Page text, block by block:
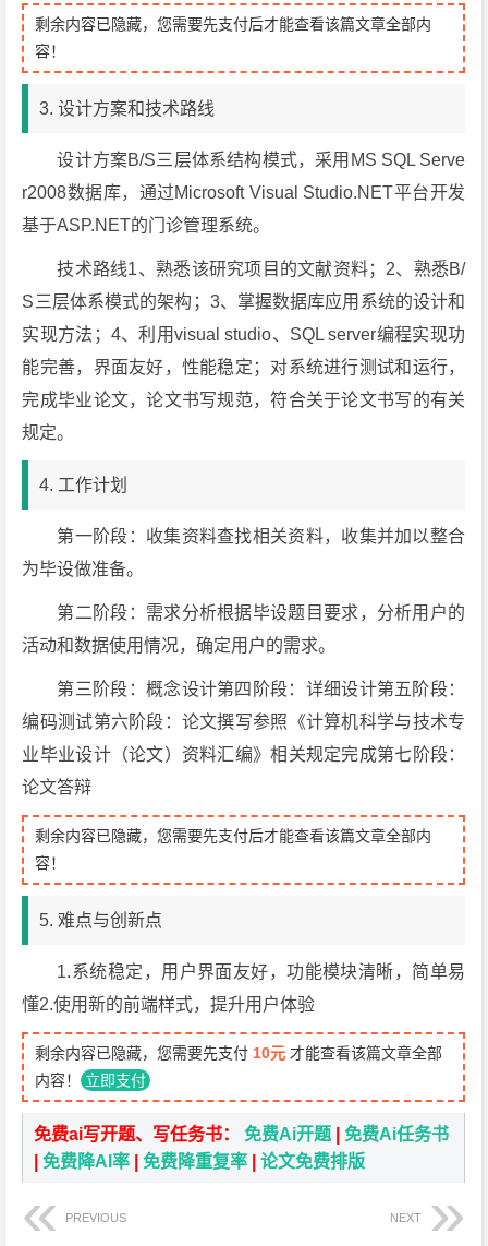
剩余内容已隐藏，您需要先支付后才能查看该篇文章全部内
容！
3. 设计方案和技术路线
设计方案B/S三层体系结构模式，采用MS SQL Serve
r2008数据库，通过Microsoft Visual Studio.NET平台开发
基于ASP.NET的门诊管理系统。
技术路线1、熟悉该研究项目的文献资料；2、熟悉B/
S三层体系模式的架构；3、掌握数据库应用系统的设计和
实现方法；4、利用visual studio、SQL server编程实现功
能完善，界面友好，性能稳定；对系统进行测试和运行，
完成毕业论文，论文书写规范，符合关于论文书写的有关
规定。
4. 工作计划
第一阶段：收集资料查找相关资料，收集并加以整合
为毕设做准备。
第二阶段：需求分析根据毕设题目要求，分析用户的
活动和数据使用情况，确定用户的需求。
第三阶段：概念设计第四阶段：详细设计第五阶段：
编码测试第六阶段：论文撰写参照《计算机科学与技术专
业毕业设计（论文）资料汇编》相关规定完成第七阶段：
论文答辩
剩余内容已隐藏，您需要先支付后才能查看该篇文章全部内
容！
5. 难点与创新点
1.系统稳定，用户界面友好，功能模块清晰，简单易
懂2.使用新的前端样式，提升用户体验
剩余内容已隐藏，您需要先支付 10元 才能查看该篇文章全部
内容！ 立即支付
免费ai写开题、写任务书：免费Ai开题 |免费Ai任务书
|免费降AI率 |免费降重复率 |论文免费排版
PREVIOUS NEXT